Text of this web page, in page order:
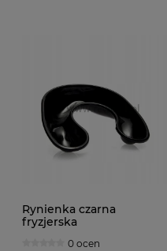
Rynienka czarna
fryzjerska
0 ocen